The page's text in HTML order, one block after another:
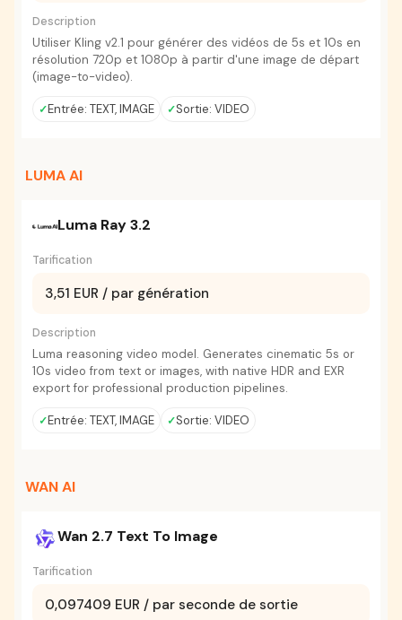
Description
Utiliser Kling v2.1 pour générer des vidéos de 5s et 10s en
résolution 720p et 1080p à partir d'une image de départ
(image-to-video).
Entrée: TEXT, IMAGE Sortie: VIDEO
LUMA AI
Luma Ray 3.2
Tarification
3,51 EUR / par génération
Description
Luma reasoning video model. Generates cinematic 5s or
10s video from text or images, with native HDR and EXR
export for professional production pipelines.
Entrée: TEXT, IMAGE Sortie: VIDEO
WAN AI
Wan 2.7 Text To Image
Tarification
0,097409 EUR / par seconde de sortie